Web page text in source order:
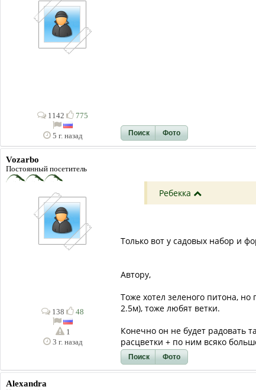
1142 775
5 г. назад Поиск Фото
Vozarbo
Постоянный посетитель
138 48
1
3 г. назад
Ребекка
Только вот у садовых набор и
Автору,
Тоже хотел зеленого питона,
2.5м), тоже любят ветки.
Конечно он не будет радовать
расцветки + по ним всяко
Поиск Фото
Alexandra